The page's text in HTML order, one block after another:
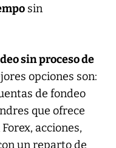
sin
sin proceso de
opciones son:
de fondeo
que ofrece
acciones,
un reparto de